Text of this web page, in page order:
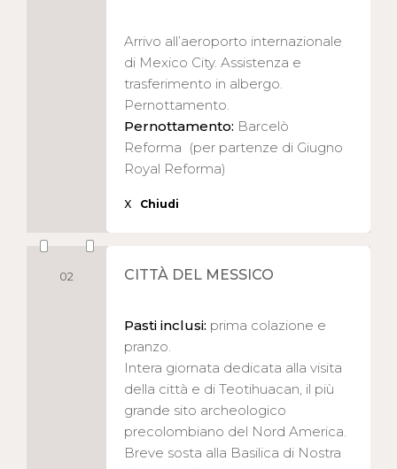
Arrivo all’aeroporto internazionale
di Mexico City. Assistenza e
trasferimento in albergo.
Pernottamento.
Pernottamento: Barcelò
Reforma (per partenze di Giugno
Royal Reforma)
X Chiudi
02 CITTÀ DEL MESSICO
Pasti inclusi: prima colazione e
pranzo.
Intera giornata dedicata alla visita
della città e di Teotihuacan, il più
grande sito archeologico
precolombiano del Nord America.
Breve sosta alla Basilica di Nostra